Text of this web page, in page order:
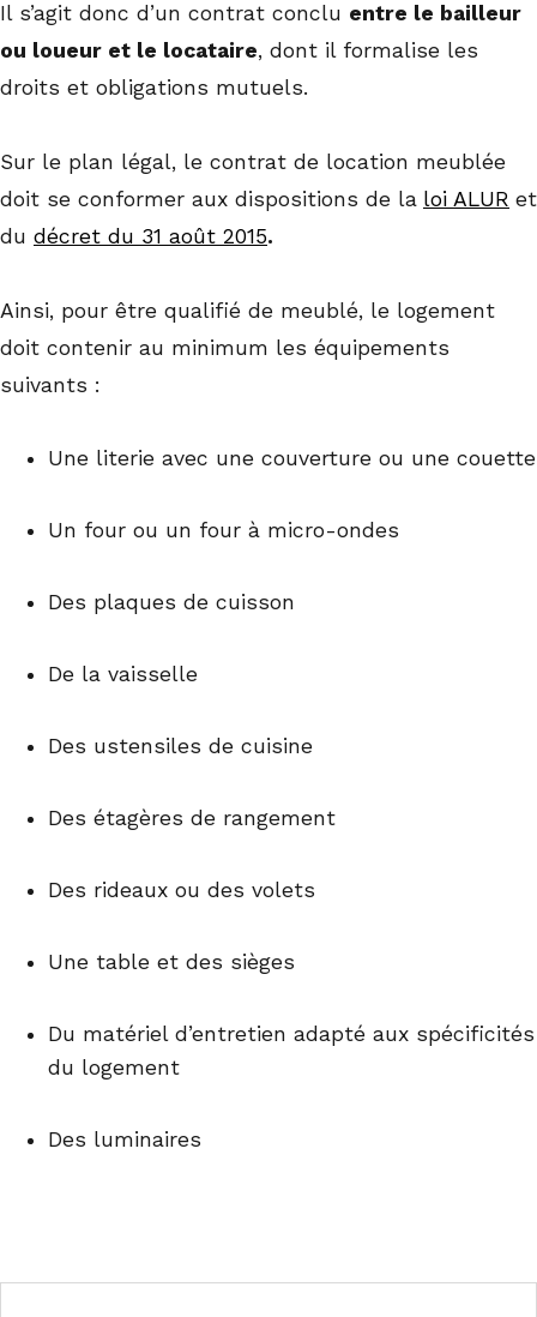
Il s’agit donc d’un contrat conclu entre le bailleur
ou loueur et le locataire, dont il formalise les
droits et obligations mutuels.
Sur le plan légal, le contrat de location meublée
doit se conformer aux dispositions de la loi ALUR et
du décret du 31 août 2015.
Ainsi, pour être qualifié de meublé, le logement
doit contenir au minimum les équipements
suivants :
Une literie avec une couverture ou une couette
Un four ou un four à micro-ondes
Des plaques de cuisson
De la vaisselle
Des ustensiles de cuisine
Des étagères de rangement
Des rideaux ou des volets
Une table et des sièges
Du matériel d’entretien adapté aux spécificités
du logement
Des luminaires